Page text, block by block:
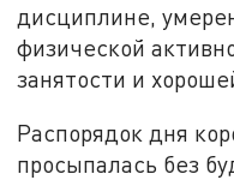
дисциплине,
физической
занятости и
Распорядок дня
просыпалась без